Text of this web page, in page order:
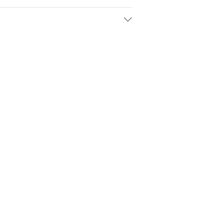
отлично впишется в любой
до современного. Идеальная